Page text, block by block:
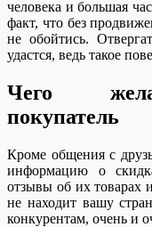
человека и большая
факт, что без
не обойтись.
удастся, ведь такое
Чего
покупатель
Кроме общения с
информацию о
отзывы об их товарах
не находит вашу
конкурентам, очень и